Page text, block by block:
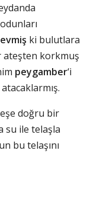
ki bulutlara
ateşten korkmuş
peygamber‘i
doğru bir
su ile telaşla
bu telaşını